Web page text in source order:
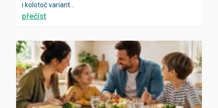
i kolotoč variant...
přečíst